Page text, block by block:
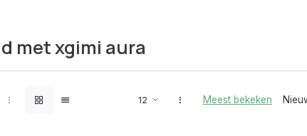
met xgimi aura
Meest bekeken